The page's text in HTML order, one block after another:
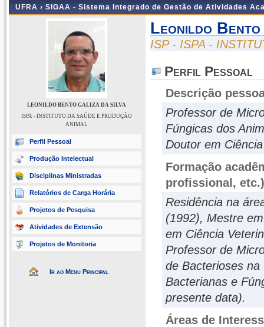
UFRA › SIGAA - Sistema Integrado de Gestão de Atividades
LEONILDO BENTO GALIZA DA SILVA
ISPA - INSTITUTO DA SAÚDE E PRODUÇÃO
ANIMAL
Perfil Pessoal
Produção Intelectual
Disciplinas Ministradas
Relatórios de Carga Horária
Projetos de Pesquisa
Atividades de Extensão
Projetos de Monitoria
Ir ao Menu Principal
Leonildo
ISP - ISPA -
Perfil Pessoal
Descrição
Professor de
Fúngicas dos
Doutor em
Formação
profissional, etc.)
Residência na
(1992), Mestre
em Ciência
Professor de
de Bacterioses
Bacterianas e
presente data).
Áreas de